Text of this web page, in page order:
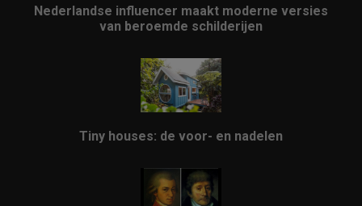
Nederlandse influencer maakt moderne versies
van beroemde schilderijen
Tiny houses: de voor- en nadelen